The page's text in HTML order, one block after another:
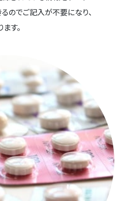
のでご記入が不要になり、
す。